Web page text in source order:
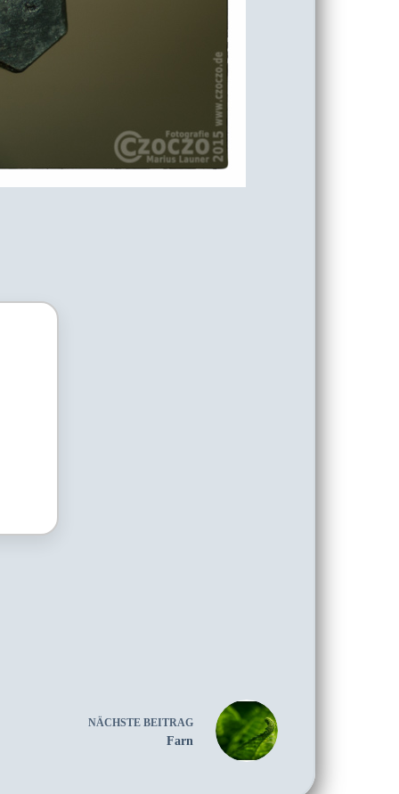
NÄCHSTEBEITRAG
Farn